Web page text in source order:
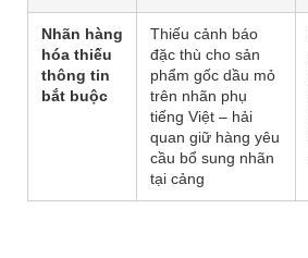
Nhãn hàng
hóa thiếu
thông tin
bắt buộc
Thiếu cảnh báo
đặc thù cho sản
phẩm gốc dầu mỏ
trên nhãn phụ
tiếng Việt – hải
quan giữ hàng yêu
cầu bổ sung nhãn
tại cảng